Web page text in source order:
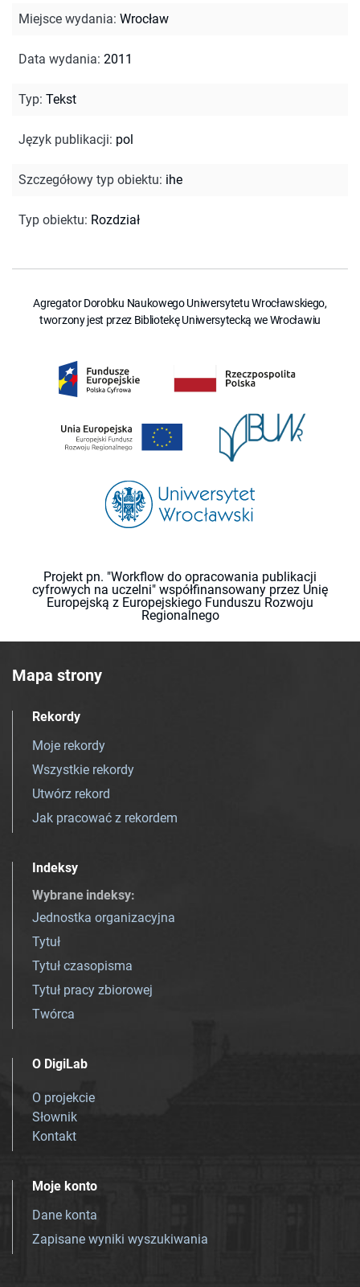
Miejsce wydania: Wrocław
Data wydania: 2011
Typ: Tekst
Język publikacji: pol
Szczegółowy typ obiektu: ihe
Typ obiektu: Rozdział
Agregator Dorobku Naukowego Uniwersytetu Wrocławskiego,
tworzony jest przez Bibliotekę Uniwersytecką we Wrocławiu
Projekt pn. "Workflow do opracowania publikacji
cyfrowych na uczelni" współfinansowany przez Unię
Europejską z Europejskiego Funduszu Rozwoju
Regionalnego
Mapa strony
Rekordy
Moje rekordy
Wszystkie rekordy
Utwórz rekord
Jak pracować z rekordem
Indeksy
Wybrane indeksy:
Jednostka organizacyjna
Tytuł
Tytuł czasopisma
Tytuł pracy zbiorowej
Twórca
O DigiLab
O projekcie
Słownik
Kontakt
Moje konto
Dane konta
Zapisane wyniki wyszukiwania